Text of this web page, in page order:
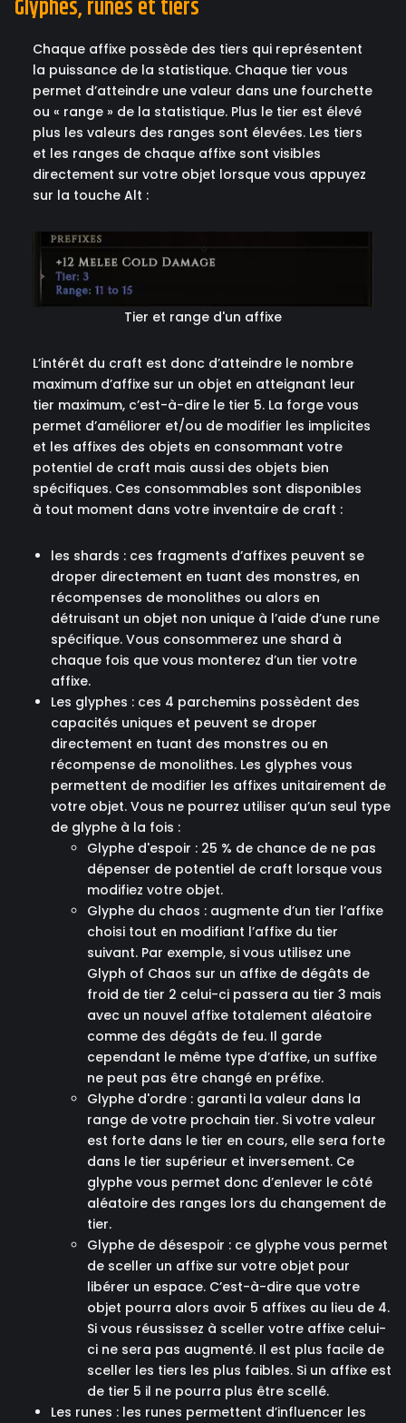
Glyphes, runes et tiers
Chaque affixe possède des tiers qui représentent
la puissance de la statistique. Chaque tier vous
permet d’atteindre une valeur dans une fourchette
ou « range » de la statistique. Plus le tier est élevé
plus les valeurs des ranges sont élevées. Les tiers
et les ranges de chaque affixe sont visibles
directement sur votre objet lorsque vous appuyez
sur la touche Alt :
Tier et range d'un affixe
L’intérêt du craft est donc d’atteindre le nombre
maximum d’affixe sur un objet en atteignant leur
tier maximum, c’est-à-dire le tier 5. La forge vous
permet d’améliorer et/ou de modifier les implicites
et les affixes des objets en consommant votre
potentiel de craft mais aussi des objets bien
spécifiques. Ces consommables sont disponibles
à tout moment dans votre inventaire de craft :
les shards : ces fragments d’affixes peuvent se
droper directement en tuant des monstres, en
récompenses de monolithes ou alors en
détruisant un objet non unique à l’aide d’une rune
spécifique. Vous consommerez une shard à
chaque fois que vous monterez d’un tier votre
affixe.
Les glyphes : ces 4 parchemins possèdent des
capacités uniques et peuvent se droper
directement en tuant des monstres ou en
récompense de monolithes. Les glyphes vous
permettent de modifier les affixes unitairement de
votre objet. Vous ne pourrez utiliser qu’un seul type
de glyphe à la fois :
Glyphe d'espoir : 25 % de chance de ne pas
dépenser de potentiel de craft lorsque vous
modifiez votre objet.
Glyphe du chaos : augmente d’un tier l’affixe
choisi tout en modifiant l’affixe du tier
suivant. Par exemple, si vous utilisez une
Glyph of Chaos sur un affixe de dégâts de
froid de tier 2 celui-ci passera au tier 3 mais
avec un nouvel affixe totalement aléatoire
comme des dégâts de feu. Il garde
cependant le même type d’affixe, un suffixe
ne peut pas être changé en préfixe.
Glyphe d'ordre : garanti la valeur dans la
range de votre prochain tier. Si votre valeur
est forte dans le tier en cours, elle sera forte
dans le tier supérieur et inversement. Ce
glyphe vous permet donc d’enlever le côté
aléatoire des ranges lors du changement de
tier.
Glyphe de désespoir : ce glyphe vous permet
de sceller un affixe sur votre objet pour
libérer un espace. C’est-à-dire que votre
objet pourra alors avoir 5 affixes au lieu de 4.
Si vous réussissez à sceller votre affixe celui-
ci ne sera pas augmenté. Il est plus facile de
sceller les tiers les plus faibles. Si un affixe est
de tier 5 il ne pourra plus être scellé.
Les runes : les runes permettent d’influencer les